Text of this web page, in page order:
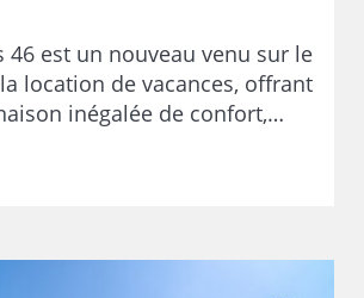
46 est un nouveau venu sur le
location de vacances, offrant
inégalée de confort,…